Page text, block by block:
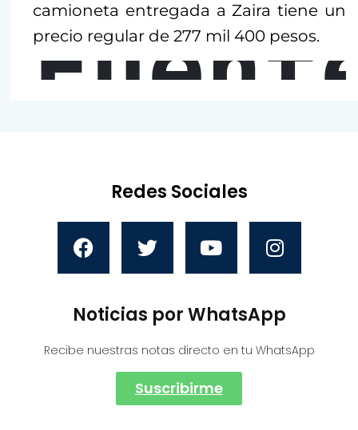
camioneta entregada a Zaira tiene un
precio regular de 277 mil 400 pesos.
Redes Sociales
Noticias por WhatsApp
Recibe nuestras notas directo en tu WhatsApp
Suscribirme